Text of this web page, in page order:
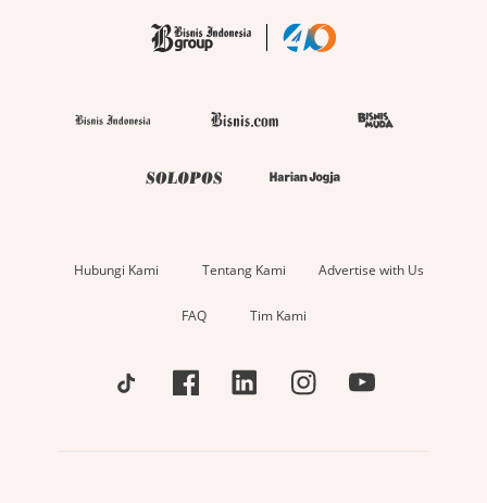
Hubungi Kami Tentang Kami Advertise with Us
FAQ Tim Kami